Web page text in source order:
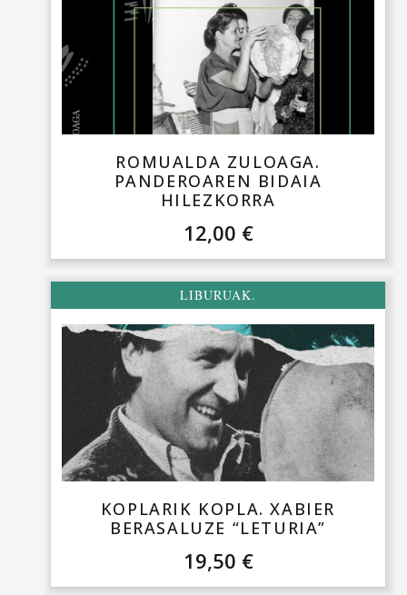
ROMUALDA ZULOAGA.
PANDEROAREN BIDAIA
HILEZKORRA
12,00 €
LIBURUAK.
KOPLARIK KOPLA. XABIER
BERASALUZE “LETURIA”
19,50 €